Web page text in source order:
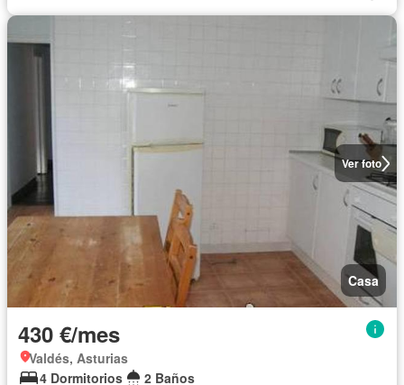
Ver foto
Casa
430 €/mes
Valdés, Asturias
4 Dormitorios
2 Baños